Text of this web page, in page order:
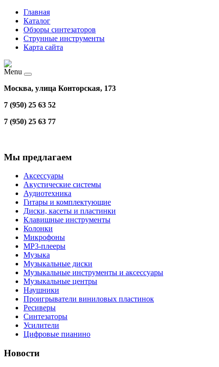
Главная
Каталог
Обзоры синтезаторов
Струнные инструменты
Карта сайта
Menu
Москва, улица Конторская, 173
7 (950) 25 63 52
7 (950) 25 63 77
Мы предлагаем
Аксессуары
Акустические системы
Аудиотехника
Гитары и комплектующие
Диски, касеты и пластинки
Клавишные инструменты
Колонки
Микрофоны
МР3-плееры
Музыка
Музыкальные диски
Музыкальные инструменты и аксессуары
Музыкальные центры
Наушники
Проигрыватели виниловых пластинок
Ресиверы
Синтезаторы
Усилители
Цифровые пианино
Новости